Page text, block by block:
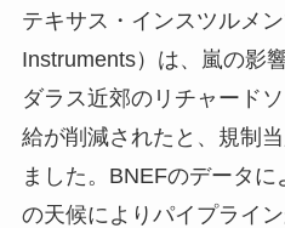
テキサス・インスツルメ
Instruments）は、嵐の影
ダラス近郊のリチャード
給が削減されたと、規制
ました。BNEFのデータ
の天候によりパイプライ